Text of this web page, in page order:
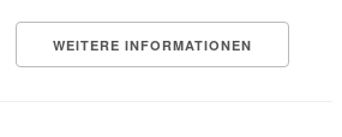
WEITERE INFORMATIONEN